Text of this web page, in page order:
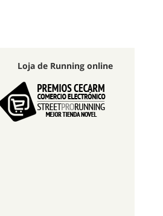
Loja de Running online